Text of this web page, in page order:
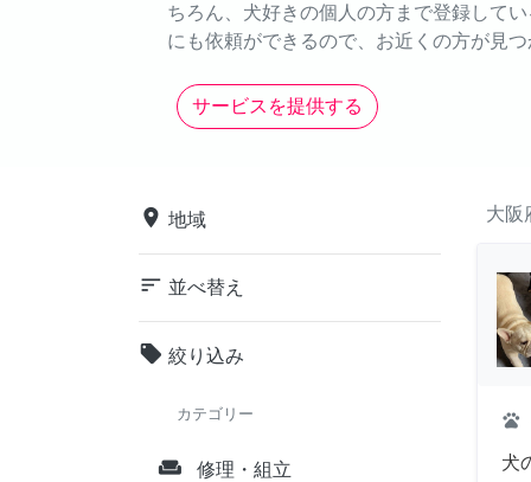
ちろん、犬好きの個人の方まで登録して
にも依頼ができるので、お近くの方が見つ
サービスを提供する
place 地域
sort 並べ替え
local_offer 絞り込み
カテゴリー
weekend 修理・組立
大阪
pets
犬